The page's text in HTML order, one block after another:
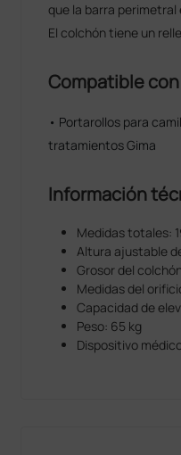
que la barra perimetral
El colchón tiene un
Compatible con
• Portarollos para
tratamientos Gima
Información
Medidas totales:
Altura ajustable
Grosor del
Medidas del
Capacidad de
Peso: 65 kg
Dispositivo